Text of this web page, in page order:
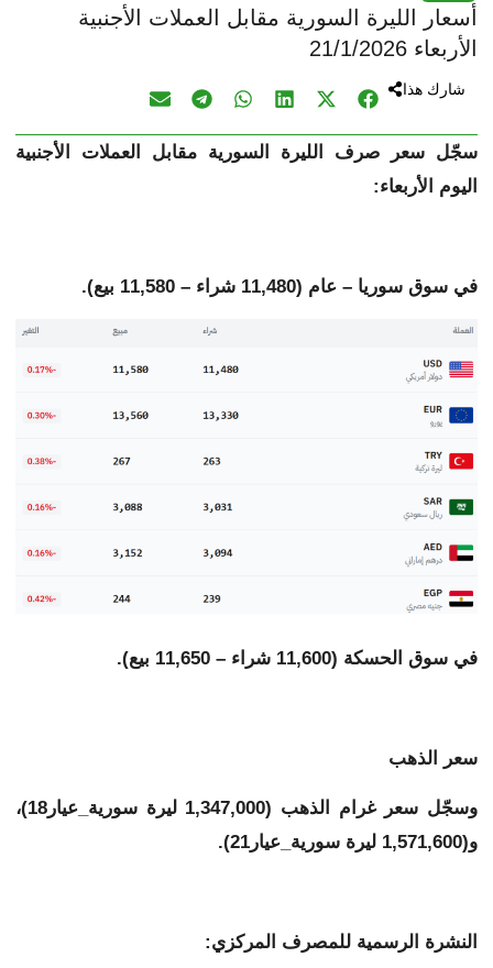
أسعار الليرة السورية مقابل العملات الأجنبية
الأربعاء 21/1/2026
شارك هذا
سجّل سعر صرف الليرة السورية مقابل
العملات الأجنبية
اليوم الأربعاء:
في سوق سوريا – عام (11,480 شراء – 11,580 بيع).
في سوق الحسكة (11,600 شراء – 11,650 بيع).
سعر الذهب
وسجّل سعر غرام الذهب (1,347,000 ليرة سورية_عيار18)،
و(1,571,600 ليرة سورية_عيار21).
النشرة الرسمية للمصرف المركزي: